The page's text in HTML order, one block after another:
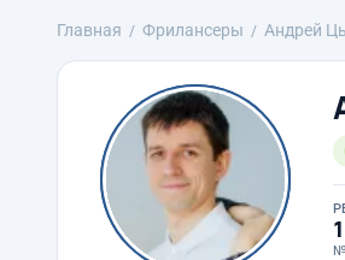
Главная Фрилансеры Андрей
№